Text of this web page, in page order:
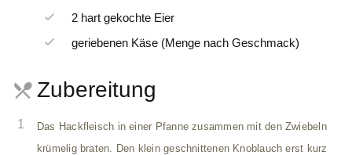
2 hart gekochte Eier
geriebenen Käse (Menge nach Geschmack)
Zubereitung
1
Das Hackfleisch in einer Pfanne zusammen mit den Zwiebeln
krümelig braten. Den klein geschnittenen Knoblauch erst kurz